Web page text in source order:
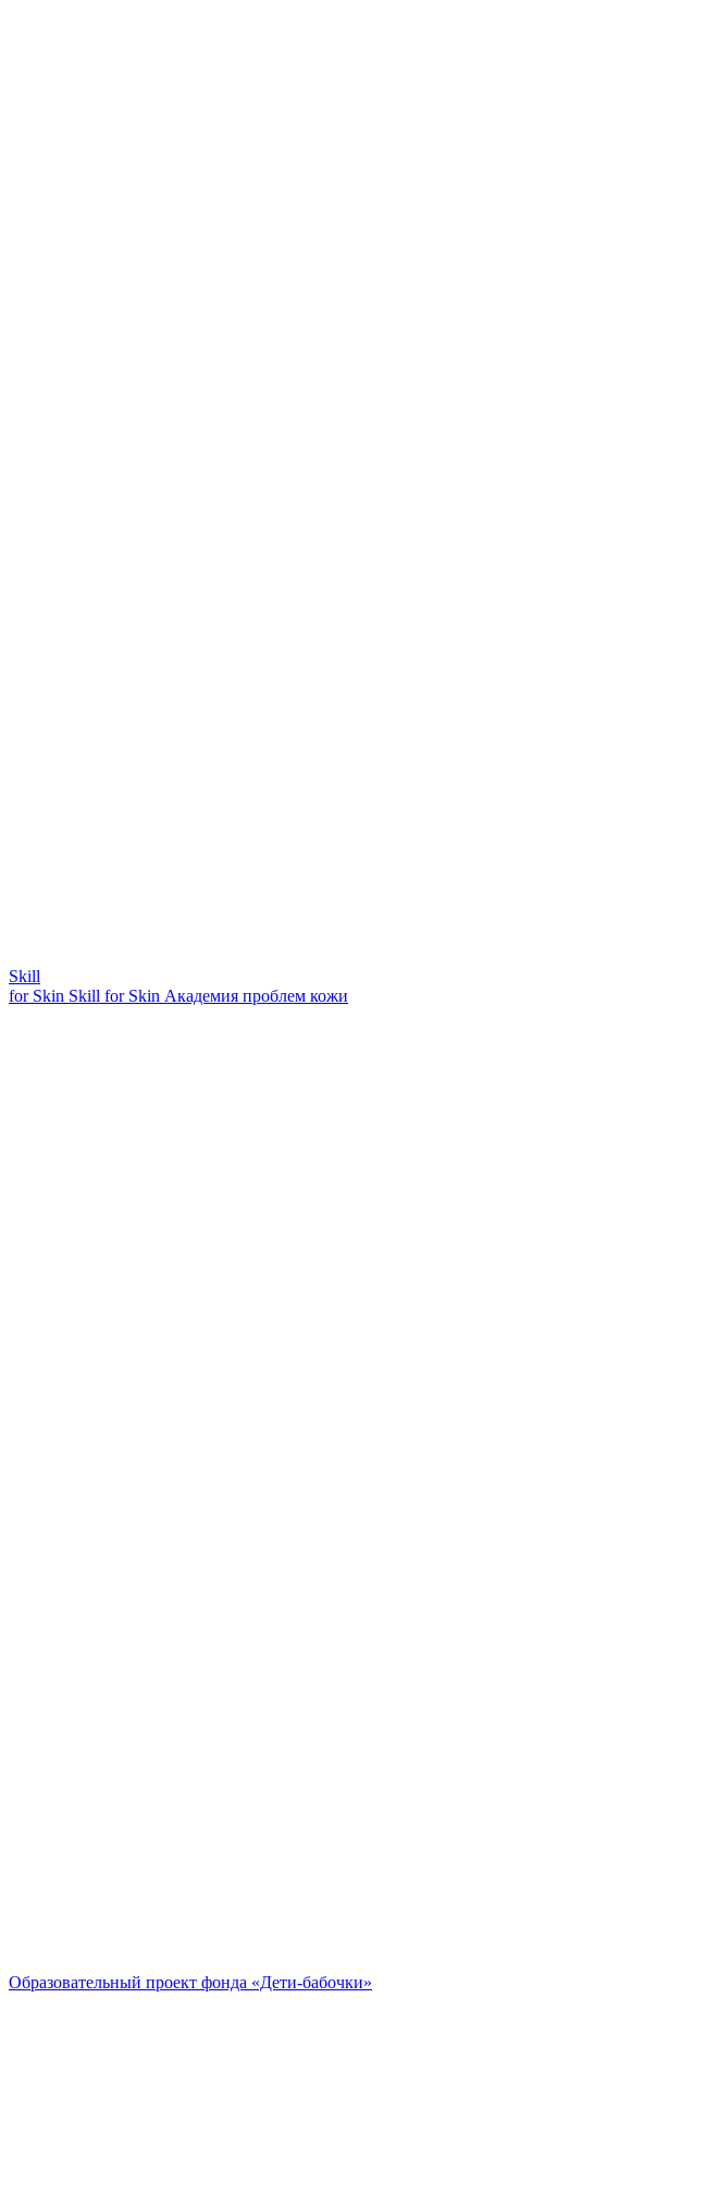
Skill
for Skin Skill for Skin Академия проблем кожи
Образовательный проект фонда «Дети-бабочки»